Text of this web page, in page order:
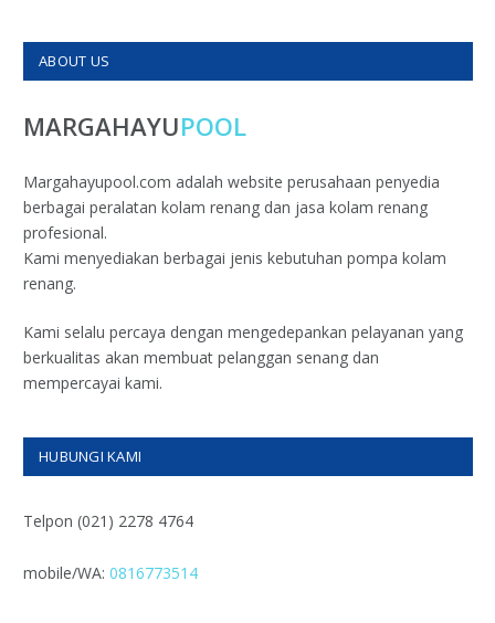
ABOUT US
MARGAHAYUPOOL
Margahayupool.com adalah website perusahaan penyedia
berbagai peralatan kolam renang dan jasa kolam renang
profesional.
Kami menyediakan berbagai jenis kebutuhan pompa kolam
renang.
Kami selalu percaya dengan mengedepankan pelayanan yang
berkualitas akan membuat pelanggan senang dan
mempercayai kami.
HUBUNGI KAMI
Telpon (021) 2278 4764
mobile/WA: 0816773514